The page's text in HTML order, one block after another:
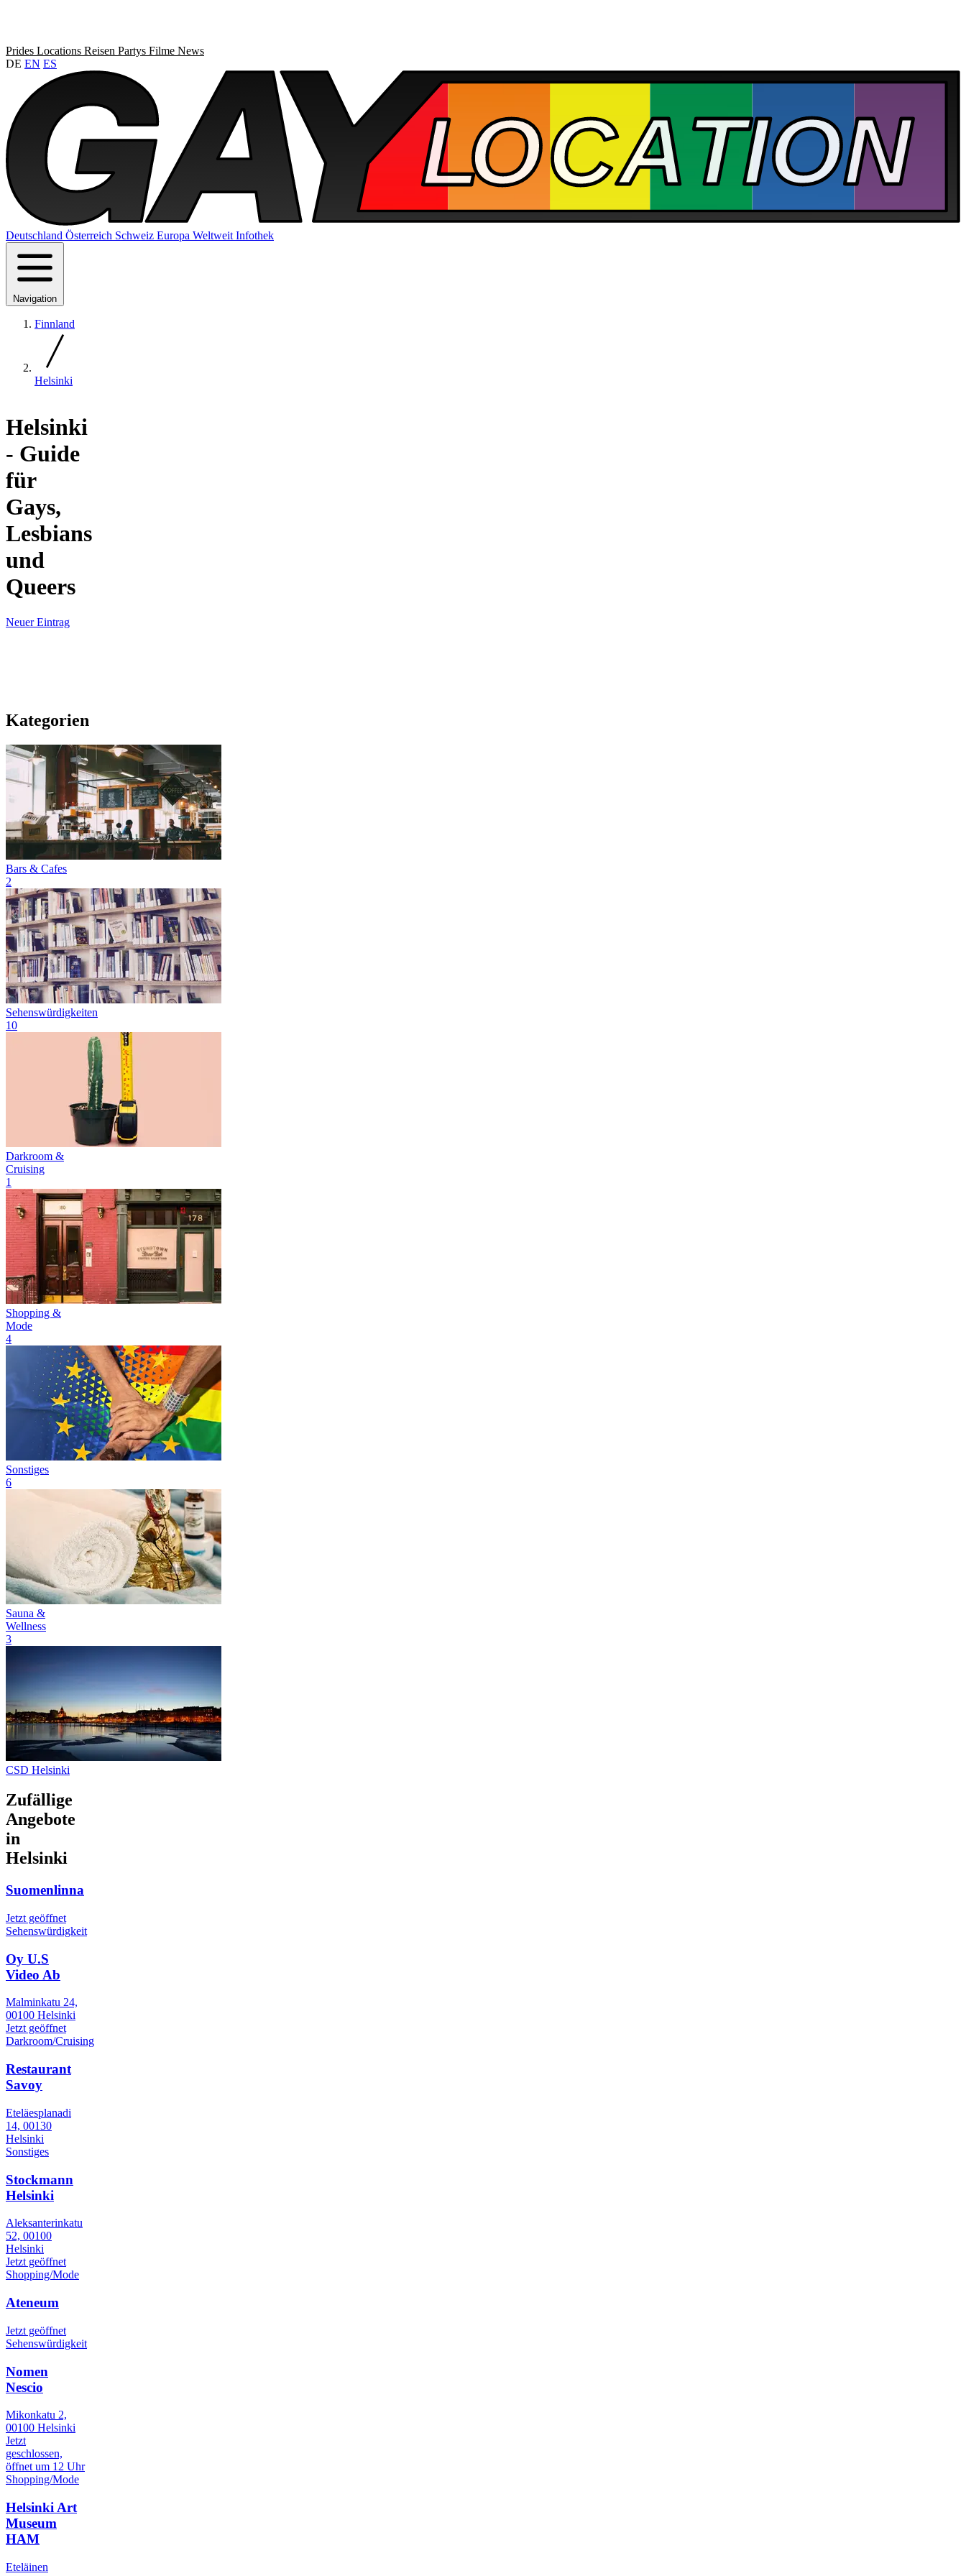
Prides Locations Reisen Partys Filme News
DE EN ES
Deutschland Österreich Schweiz Europa Weltweit Infothek
Navigation
Finnland
Helsinki
Helsinki
- Guide
für
Gays,
Lesbians
und
Queers
Neuer Eintrag
Kategorien
Bars & Cafes
2
Sehenswürdigkeiten
10
Darkroom &
Cruising
1
Shopping &
Mode
4
Sonstiges
6
Sauna &
Wellness
3
CSD Helsinki
Zufällige
Angebote
in
Helsinki
Suomenlinna
Jetzt geöffnet
Sehenswürdigkeit
Oy U.S
Video Ab
Malminkatu 24,
00100 Helsinki
Jetzt geöffnet
Darkroom/Cruising
Restaurant
Savoy
Eteläesplanadi
14, 00130
Helsinki
Sonstiges
Stockmann
Helsinki
Aleksanterinkatu
52, 00100
Helsinki
Jetzt geöffnet
Shopping/Mode
Ateneum
Jetzt geöffnet
Sehenswürdigkeit
Nomen
Nescio
Mikonkatu 2,
00100 Helsinki
Jetzt
geschlossen,
öffnet um 12 Uhr
Shopping/Mode
Helsinki Art
Museum
HAM
Eteläinen